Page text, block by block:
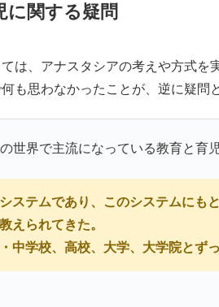
に関する疑問
は、アナスタシアの考えや方式
も思わなかったことが、逆に疑問
世界で主流になっている教育と育
ステムであり、このシステムにも
えられてきた。
中学校、高校、大学、大学院とずっ